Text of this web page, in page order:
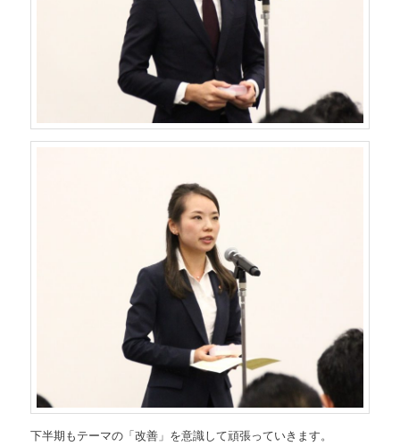
下半期もテーマの「改善」を意識して頑張っていきます。